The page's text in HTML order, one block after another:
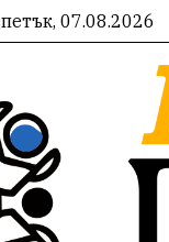
петък, 07.08.2026